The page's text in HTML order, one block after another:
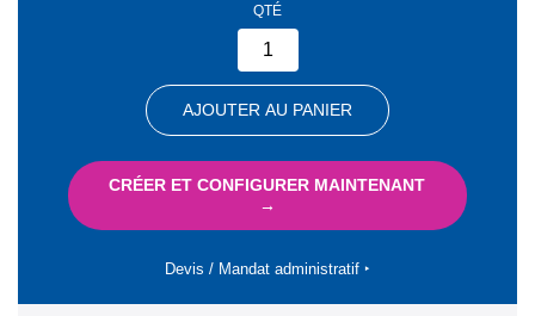
QTÉ
AJOUTER AU PANIER
CRÉER ET CONFIGURER MAINTENANT
→
Devis / Mandat administratif ‣